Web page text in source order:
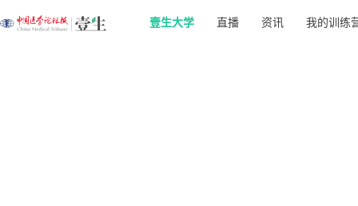
壹生大学 直播 资讯 我的训练